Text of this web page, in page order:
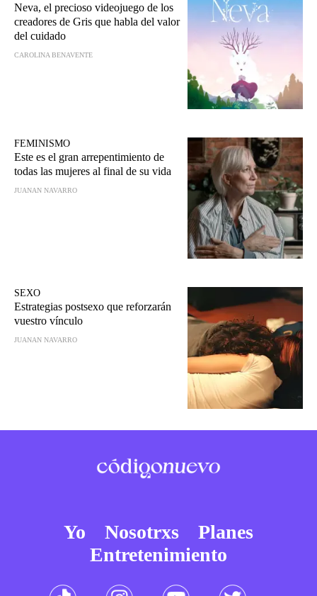
Neva, el precioso videojuego de los
creadores de Gris que habla del valor
del cuidado
CAROLINA BENAVENTE
FEMINISMO
Este es el gran arrepentimiento de
todas las mujeres al final de su vida
JUANAN NAVARRO
SEXO
Estrategias postsexo que reforzarán
vuestro vínculo
JUANAN NAVARRO
Yo Nosotrxs
Planes
Entretenimiento